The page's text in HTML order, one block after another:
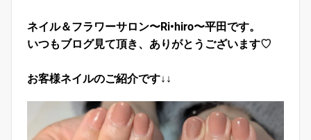
ネイル＆フラワーサロン〜Ri•hiro〜平田です。
いつもブログ見て頂き、ありがとうございます♡
お客様ネイルのご紹介です↓↓